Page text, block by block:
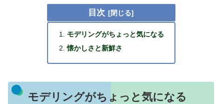
目次
モデリングがちょっと気になる
懐かしさと新鮮さ
モデリングがちょっと気になる